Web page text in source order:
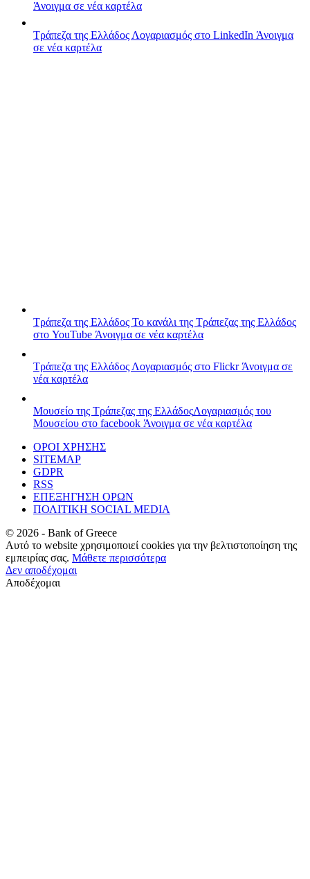
Άνοιγμα σε νέα καρτέλα
Τράπεζα της Ελλάδος Λογαριασμός στο LinkedIn Άνοιγμα
σε νέα καρτέλα
Τράπεζα της Ελλάδος Το κανάλι της Τράπεζας της Ελλάδος
στο YouTube Άνοιγμα σε νέα καρτέλα
Τράπεζα της Ελλάδος Λογαριασμός στο FlickrΆνοιγμα σε
νέα καρτέλα
Μουσείο της Τράπεζας της ΕλλάδοςΛογαριασμός του
Μουσείου στο facebook Άνοιγμα σε νέα καρτέλα
ΟΡΟΙ ΧΡΗΣΗΣ
SITEMAP
GDPR
RSS
ΕΠΕΞΗΓΗΣΗ ΟΡΩΝ
ΠΟΛΙΤΙΚΗ SOCIAL MEDIA
© 2026 - Bank of Greece
Αυτό το website χρησιμοποιεί cookies για την βελτιστοποίηση της
εμπειρίας σας. Μάθετε περισσότερα
Δεν αποδέχομαι
Αποδέχομαι